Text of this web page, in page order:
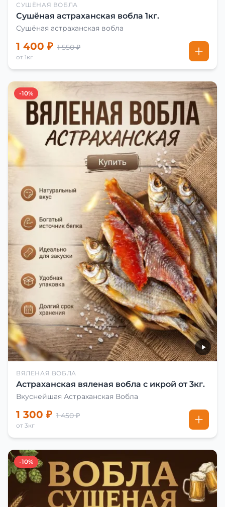
СУШЁНАЯ ВОБЛА
Сушёная астраханская вобла 1кг.
Сушёная астраханская вобла
1 400 ₽ 1 550 ₽
от 1кг
-10%
ВЯЛЕНАЯ ВОБЛА
Астраханская вяленая вобла с икрой от 3кг.
Вкуснейшая Астраханская Вобла
1 300 ₽ 1 450 ₽
от 3кг
-10%